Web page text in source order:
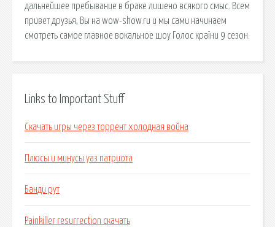
дальнейшее пребывание в браке лишено всякого смыс. Всем
привет друзья, Вы на wow-show.ru и мы сами начинаем
смотреть самое главное вокальное шоу Голос країни 9 сезон.
Links to Important Stuff
Скачать игры через торрент холодная война
Плюсы и минусы уаз патриота
Банди рут
Painkiller resurrection скачать